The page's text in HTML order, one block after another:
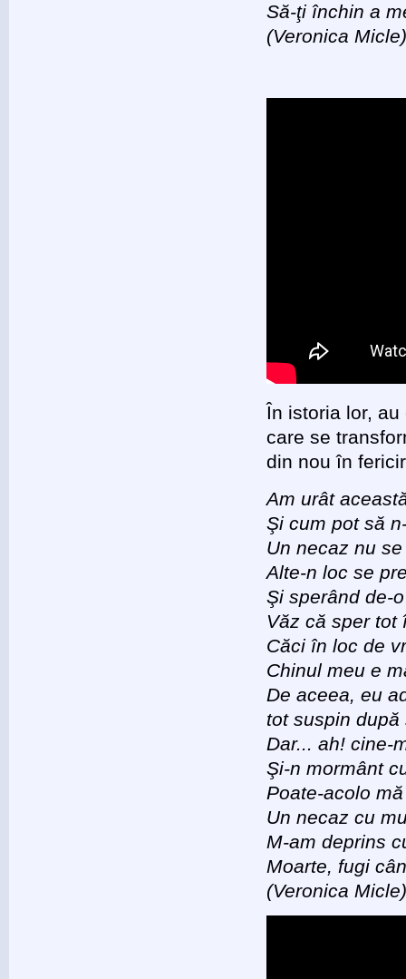
Să-ţi închin a
(Veronica
În istoria lor,
care se
din nou în
Am urât
Şi cum pot să
Un necaz nu
Alte-n loc se
Şi sperând de-
Văz că sper tot
Căci în loc de
Chinul meu e
De aceea, eu
tot suspin după
Dar... ah! cine-
Şi-n mormânt
Poate-acolo
Un necaz cu
M-am deprins
Moarte, fugi
(Veronica